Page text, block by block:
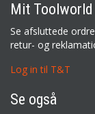
Mit Toolworld
Se afsluttede
retur- og
Log in til T&T
Se også